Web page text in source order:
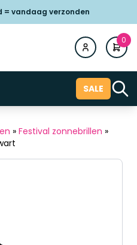
= vandaag verzonden
0
SALE
» Festival zonnebrillen »